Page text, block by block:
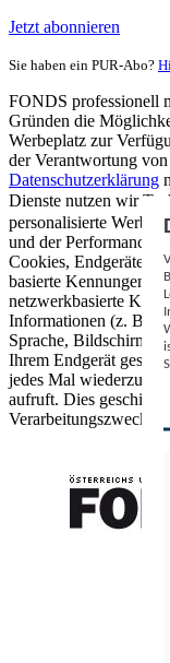
Jetzt abonnieren
Sie haben ein PUR-Abo?
FONDS professionell
Gründen die
Werbeplatz zur
der Verantwortung
Datenschutzerklärung
Dienste nutzen wir
personalisierte
und der Performance
Cookies, Endgeräte-
basierte Kennungen,
netzwerkbasierte
Informationen (z. B.
Sprache,
Ihrem Endgerät
jedes Mal
aufruft. Dies geschieht
Verarbeitungszwecke.
FONDS